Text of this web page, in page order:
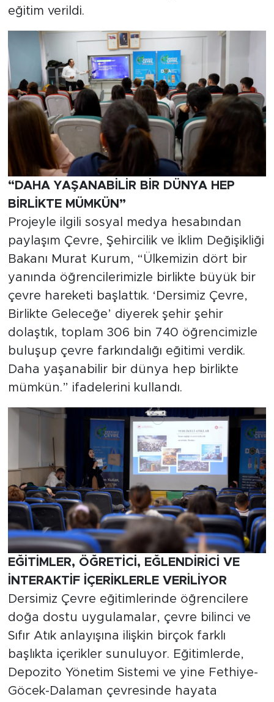
eğitim verildi.
“DAHA YAŞANABİLİR BİR DÜNYA HEP
BİRLİKTE MÜMKÜN”
Projeyle ilgili sosyal medya hesabından
paylaşım Çevre, Şehircilik ve İklim Değişikliği
Bakanı Murat Kurum, “Ülkemizin dört bir
yanında öğrencilerimizle birlikte büyük bir
çevre hareketi başlattık. ‘Dersimiz Çevre,
Birlikte Geleceğe’ diyerek şehir şehir
dolaştık, toplam 306 bin 740 öğrencimizle
buluşup çevre farkındalığı eğitimi verdik.
Daha yaşanabilir bir dünya hep birlikte
mümkün.” ifadelerini kullandı.
EĞİTİMLER, ÖĞRETİCİ, EĞLENDİRİCİ VE
İNTERAKTİF İÇERİKLERLE VERİLİYOR
Dersimiz Çevre eğitimlerinde öğrencilere
doğa dostu uygulamalar, çevre bilinci ve
Sıfır Atık anlayışına ilişkin birçok farklı
başlıkta içerikler sunuluyor. Eğitimlerde,
Depozito Yönetim Sistemi ve yine Fethiye-
Göcek-Dalaman çevresinde hayata